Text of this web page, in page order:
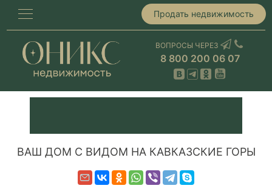
Продать недвижимость
ВОПРОСЫ ЧЕРЕЗ
8 800 200 06 07
ВАШ ДОМ С ВИДОМ НА КАВКАЗСКИЕ ГОРЫ